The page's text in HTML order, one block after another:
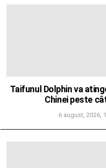
Taifunul Dolphin va
Chinei peste
6 august, 2026,